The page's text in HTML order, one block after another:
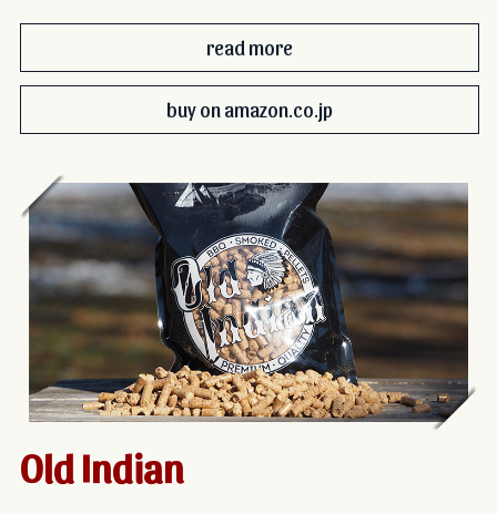
read more
buy on amazon.co.jp
Old Indian